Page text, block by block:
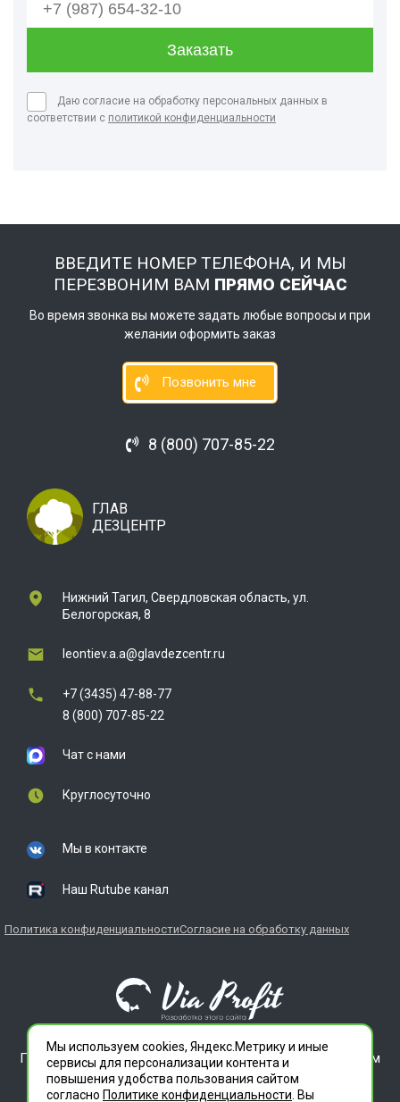
Даю согласие на обработку персональных данных в
соответствии с политикой конфиденциальности
ВВЕДИТЕ НОМЕР ТЕЛЕФОНА, И МЫ
ПЕРЕЗВОНИМ ВАМ ПРЯМО СЕЙЧАС
Во время звонка вы можете задать любые вопросы и при
желании оформить заказ
Позвонить мне
8 (800) 707-85-22
ГЛАВ
ДЕЗЦЕНТР
Нижний Тагил, Свердловская область, ул.
Белогорская, 8
leontiev.a.a@glavdezcentr.ru
+7 (3435) 47-88-77
8 (800) 707-85-22
Чат с нами
Круглосуточно
Мы в контакте
Наш Rutube канал
Политика конфиденциальностиСогласие на обработку данных
ГЛАВДЕЗЦЕНТР является зарегистрированным товарным
знаком. Все права защищены.
ООО "СЛУЖБА ДЕЗИНФЕКЦИИ" 620012 СВЕРДЛОВСКАЯ
Мы используем cookies, Яндекс.Метрику и иные
сервисы для персонализации контента и
повышения удобства пользования сайтом
согласно Политике конфиденциальности . Вы